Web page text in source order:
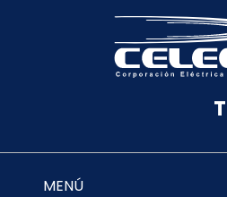
MENÚ